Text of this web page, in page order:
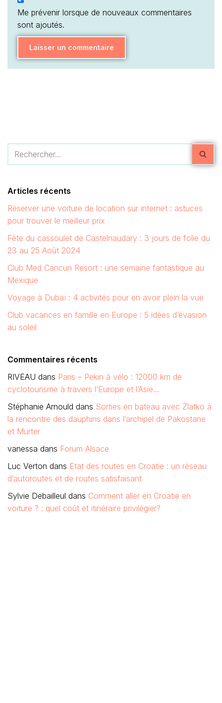
Me prévenir lorsque de nouveaux commentaires
sont ajoutés.
Articles récents
Réserver une voiture de location sur internet : astuces
pour trouver le meilleur prix
Fête du cassoulet de Castelnaudary : 3 jours de folie du
23 au 25 Août 2024
Club Med Cancun Resort : une semaine fantastique au
Mexique
Voyage à Dubaï : 4 activités pour en avoir plein la vue
Club vacances en famille en Europe : 5 idées d’évasion
au soleil
Commentaires récents
RIVEAU dans Paris – Pekin à vélo : 12000 km de
cyclotourisme à travers l’Europe et l’Asie…
Stéphanie Arnould dans Sorties en bateau avec Zlatko à
la rencontre des dauphins dans l’archipel de Pakostane
et Murter
vanessa dans Forum Alsace
Luc Verton dans Etat des routes en Croatie : un réseau
d’autoroutes et de routes satisfaisant
Sylvie Debailleul dans Comment aller en Croatie en
voiture ? : quel coût et itinéraire privilégier?